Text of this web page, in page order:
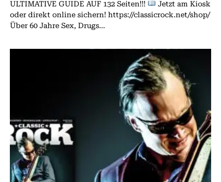
ULTIMATIVE GUIDE AUF 132 Seiten!!!
Jetzt am Kiosk
oder direkt online sichern! https://classicrock.net/shop/
Über 60 Jahre Sex, Drugs...